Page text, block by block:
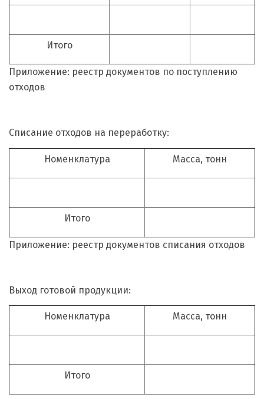
Итого
Приложение: реестр документов по поступлению
отходов
Списание отходов на переработку:
Номенклатура Масса, тонн
Итого
Приложение: реестр документов списания отходов
Выход готовой продукции:
Номенклатура Масса, тонн
Итого